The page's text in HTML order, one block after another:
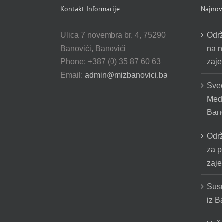
Kontakt Informacije
Ulica 7 novembra br. 4, 75290
Banovići, Banovići
Phone: +387 (0) 35 87 60 63
Email: admin@mizbanovici.ba
na
za
iz